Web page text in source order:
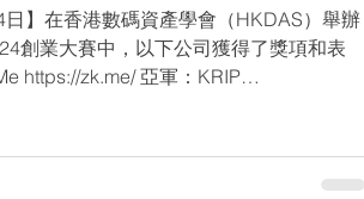
日】在香港數碼資產學會（HKDAS）舉辦
創業大賽中，以下公司獲得了獎項和表
https://zk.me/ 亞軍：KRIP